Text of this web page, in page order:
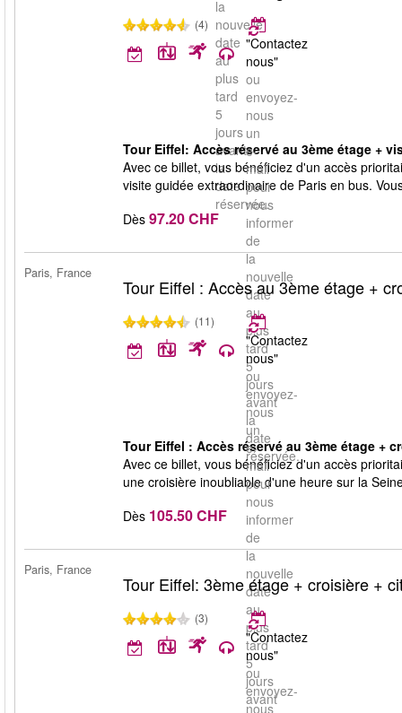
la
nouvelle
date
au
plus
tard
5
jours
avant
la
date
réservée.
(4)
"Contactez
nous"
ou
envoyez-
nous
un
e-
mail
pour
nous
informer
de
la
nouvelle
date
au
plus
tard
5
jours
avant
la
date
réservée.
Tour Eiffel: Accès réservé au 3ème étage +
Avec ce billet, vous bénéficiez d'un accès
visite guidée extraordinaire de Paris en bus.
Dès 97.20 CHF
Paris, France
Tour Eiffel : Accès au 3ème étage +
(11)
"Contactez
nous"
ou
envoyez-
nous
un
e-
mail
pour
nous
informer
de
la
nouvelle
date
au
plus
tard
5
jours
avant
Tour Eiffel : Accès réservé au 3ème étage +
Avec ce billet, vous bénéficiez d'un accès
une croisière inoubliable d'une heure sur la
Dès 105.50 CHF
Paris, France
Tour Eiffel: 3ème étage + croisière +
(3)
"Contactez
nous"
ou
envoyez-
nous